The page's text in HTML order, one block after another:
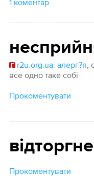
1 коментар
r2u.org.ua: алерг?я,
все одно таке собі
Прокоментувати
Прокоментувати